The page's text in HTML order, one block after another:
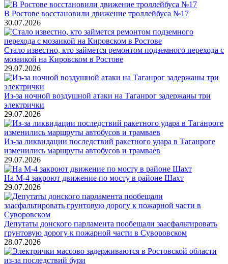
В Ростове восстановили движение троллейбуса №17
30.07.2026
Стало известно, кто займется ремонтом подземного перехода с
мозаикой на Кировском в Ростове
29.07.2026
Из-за ночной воздушной атаки на Таганрог задержаны три
электрички
29.07.2026
Из-за ликвидации последствий ракетного удара в Таганроге
изменились маршруты автобусов и трамваев
29.07.2026
На М-4 закроют движение по мосту в районе Шахт
29.07.2026
Депутаты донского парламента пообещали заасфальтировать
грунтовую дорогу к пожарной части в Суворовском
28.07.2026